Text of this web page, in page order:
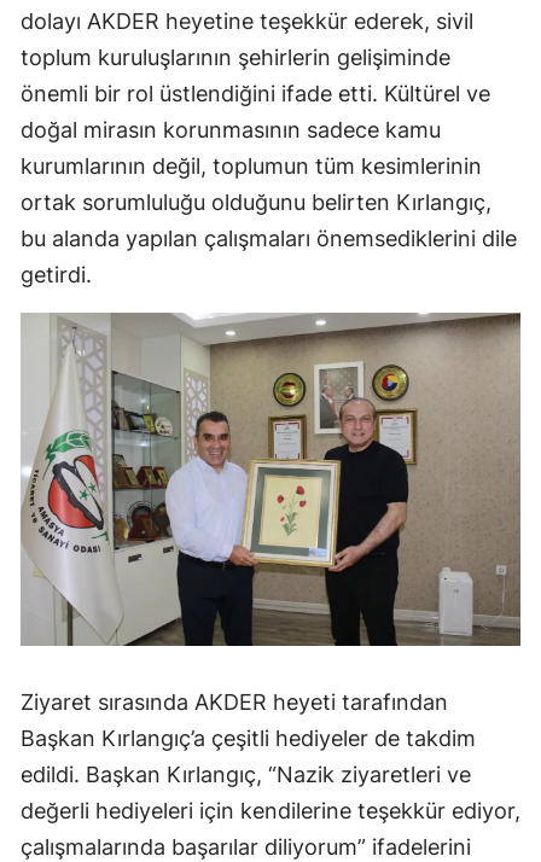
dolayı AKDER heyetine teşekkür ederek, sivil
toplum kuruluşlarının şehirlerin gelişiminde
önemli bir rol üstlendiğini ifade etti. Kültürel ve
doğal mirasın korunmasının sadece kamu
kurumlarının değil, toplumun tüm kesimlerinin
ortak sorumluluğu olduğunu belirten Kırlangıç,
bu alanda yapılan çalışmaları önemsediklerini dile
getirdi.
Ziyaret sırasında AKDER heyeti tarafından
Başkan Kırlangıç’a çeşitli hediyeler de takdim
edildi. Başkan Kırlangıç, “Nazik ziyaretleri ve
değerli hediyeleri için kendilerine teşekkür ediyor,
çalışmalarında başarılar diliyorum” ifadelerini